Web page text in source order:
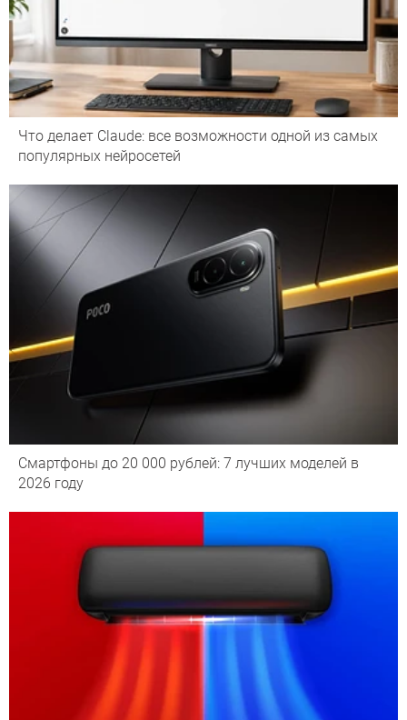
Что делает Сlaude: все возможности одной из самых
популярных нейросетей
Смартфоны до 20 000 рублей: 7 лучших моделей в
2026 году